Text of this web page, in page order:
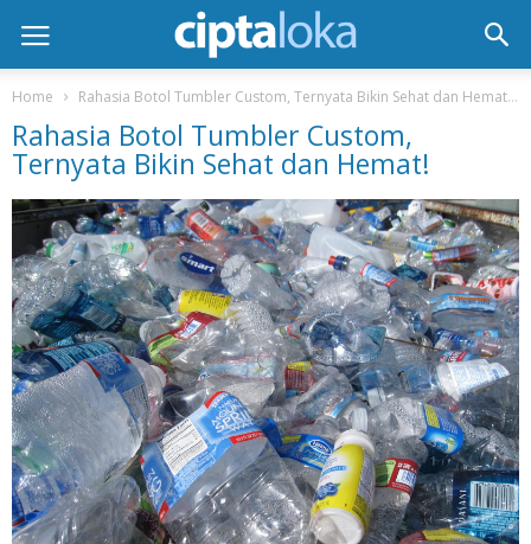
Home Rahasia Botol Tumbler Custom, Ternyata Bikin Sehat dan Hemat!
Rahasia Botol Tumbler Custom,
Ternyata Bikin Sehat dan Hemat!